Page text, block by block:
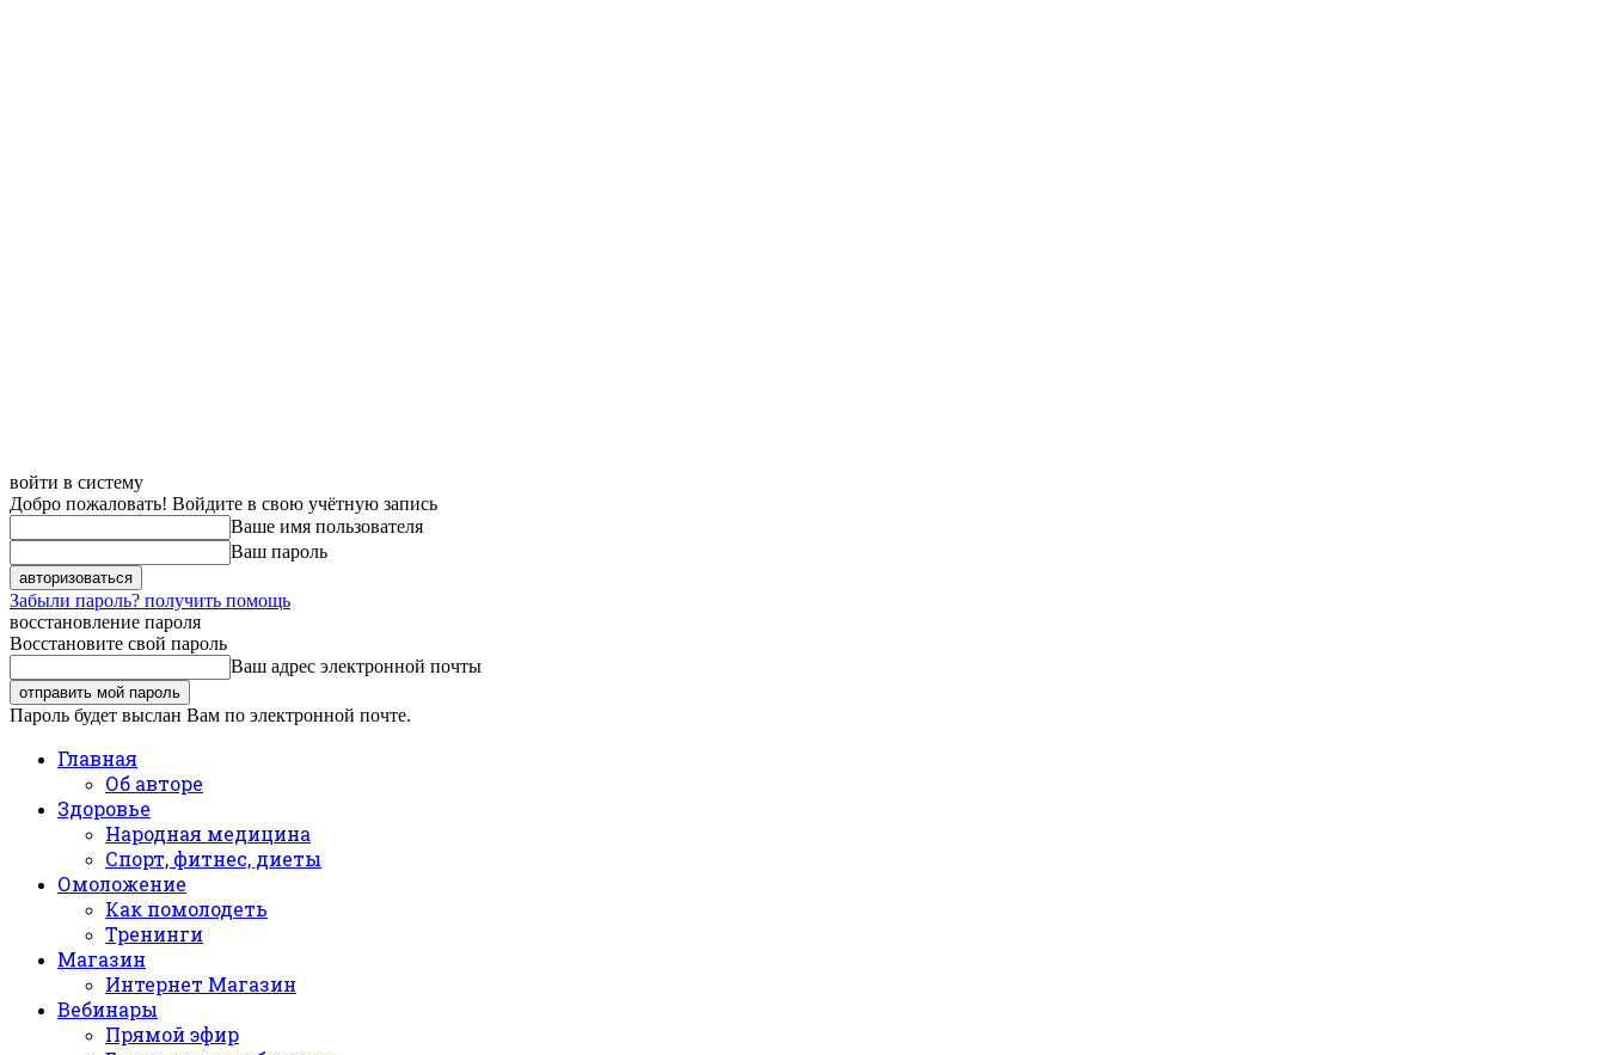
войти в систему
Добро пожаловать! Войдите в свою учётную запись
Ваше имя пользователя
Ваш пароль
Забыли пароль? получить помощь
восстановление пароля
Восстановите свой пароль
Ваш адрес электронной почты
Пароль будет выслан Вам по электронной почте.
Главная
Об авторе
Здоровье
Народная медицина
Спорт, фитнес, диеты
Омоложение
Как помолодеть
Тренинги
Магазин
Интернет Магазин
Вебинары
Прямой эфир